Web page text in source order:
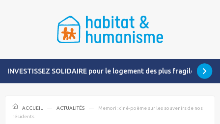
INVESTISSEZ SOLIDAIRE pour le logement des plus fragiles
ACCUEIL ACTUALITÉS
Memori : ciné-poème sur les souvenirs de nos
résidents